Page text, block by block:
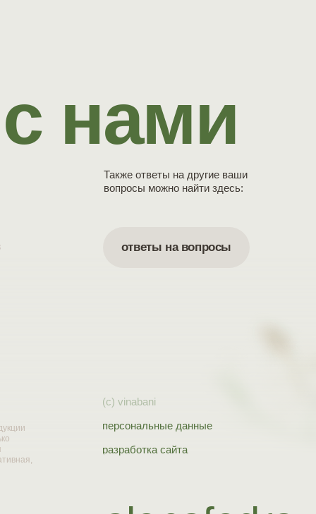
нами
Также ответы на другие ваши
вопросы можно найти здесь:
ответы на вопросы
(c) vinabani
персональные данные
разработка сайта